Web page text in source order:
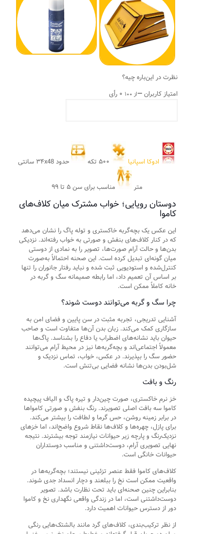
نظرت در این‌باره چیه؟
امتیاز کاربران—از ۱۰۰ ۰ رأی
ادوکا اسپانیا حدود ۳۴x48 سانتی
متر مناسب برای سن ۵ تا ۹۹
دوستان رویایی؛ خواب مشترک میان کلاف‌های
کاموا
این عکس یک بچه‌گربه خاکستری و توله پاگ را نشان می‌دهد
که در کنار کلاف‌های بنفش و صورتی به خواب رفته‌اند. نزدیکی
بدن‌ها و حالت آرام صورت‌ها، تصویر را به نمادی از دوستی
میان گونه‌ای تبدیل کرده است. این صحنه احتمالاً به‌صورت
کنترل‌شده و استودیویی ثبت شده و نباید رفتار جانوران را تنها
بر اساس آن تعمیم داد، اما رابطه صمیمانه سگ و گربه در
خانه کاملاً ممکن است.
چرا سگ و گربه می‌توانند دوست شوند؟
آشنایی تدریجی، تجربه مثبت در سن پایین و فضای امن به
سازگاری کمک می‌کند. زبان بدن آن‌ها متفاوت است و صاحب
حیوان باید نشانه‌های اضطراب یا دفاع را بشناسد. پاگ‌ها
معمولاً اجتماعی‌اند و بچه‌گربه‌ها نیز در محیط آرام می‌توانند
حضور سگ را بپذیرند. در عکس، خواب، تماس نزدیک و
شل‌بودن بدن‌ها نشانه فضایی بی‌تنش است.
رنگ و بافت
خز نرم خاکستری، صورت چین‌دار و تیره پاگ و الیاف پیچیده
کاموا سه بافت اصلی تصویرند. رنگ بنفش و صورتی کامواها
در برابر زمینه روشن، حس گرما و لطافت را بیشتر می‌کند.
برای پازل، چهره‌ها و کلاف‌ها نقاط شروع واضح‌اند، اما خزهای
نزدیک‌رنگ و پارچه زیر حیوانات نیازمند توجه بیشترند. نتیجه
نهایی تصویری آرام، دوست‌داشتنی و مناسب دوستداران
حیوانات خانگی است.
کلاف‌های کاموا فقط عنصر تزئینی نیستند؛ بچه‌گربه‌ها در
واقعیت ممکن است نخ را ببلعند و دچار انسداد جدی شوند.
بنابراین چنین صحنه‌ای باید تحت نظارت باشد. تصویر
دوست‌داشتنی است، اما در زندگی واقعی نگهداری نخ و کاموا
دور از دسترس حیوانات اهمیت دارد.
از نظر ترکیب‌بندی، کلاف‌های گرد مانند بالشتک‌هایی رنگی